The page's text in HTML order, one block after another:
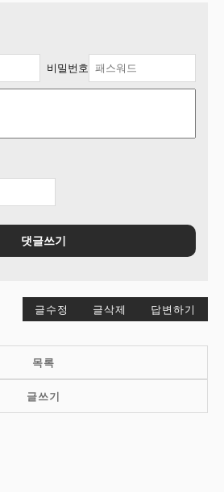
비밀번호
댓글쓰기
글수정 글삭제 답변하기
목록
글쓰기